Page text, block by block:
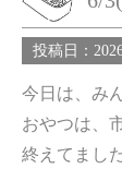
投稿日：
今日は、み
おやつは、
終えてました